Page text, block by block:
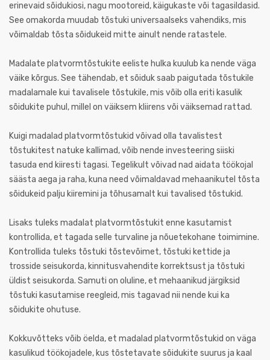
erinevaid sõidukiosi, nagu mootoreid, käigukaste või tagasildasid.
See omakorda muudab tõstuki universaalseks vahendiks, mis
võimaldab tõsta sõidukeid mitte ainult nende ratastele.
Madalate platvormtõstukite eeliste hulka kuulub ka nende väga
väike kõrgus. See tähendab, et sõiduk saab paigutada tõstukile
madalamale kui tavalisele tõstukile, mis võib olla eriti kasulik
sõidukite puhul, millel on väiksem kliirens või väiksemad rattad.
Kuigi madalad platvormtõstukid võivad olla tavalistest
tõstukitest natuke kallimad, võib nende investeering siiski
tasuda end kiiresti tagasi. Tegelikult võivad nad aidata töökojal
säästa aega ja raha, kuna need võimaldavad mehaanikutel tõsta
sõidukeid palju kiiremini ja tõhusamalt kui tavalised tõstukid.
Lisaks tuleks madalat platvormtõstukit enne kasutamist
kontrollida, et tagada selle turvaline ja nõuetekohane toimimine.
Kontrollida tuleks tõstuki tõstevõimet, tõstuki kettide ja
trosside seisukorda, kinnitusvahendite korrektsust ja tõstuki
üldist seisukorda. Samuti on oluline, et mehaanikud järgiksid
tõstuki kasutamise reegleid, mis tagavad nii nende kui ka
sõidukite ohutuse.
Kokkuvõtteks võib öelda, et madalad platvormtõstukid on väga
kasulikud töökojadele, kus tõstetavate sõidukite suurus ja kaal